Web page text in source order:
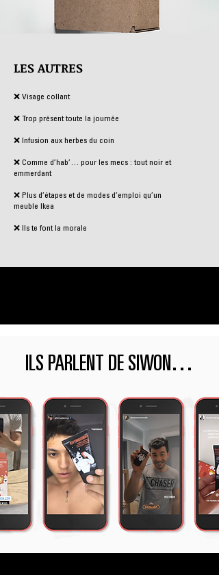
LES AUTRES
❌ Visage collant
❌ Trop présent toute la journée
❌ Infusion aux herbes du coin
❌ Comme d’hab’… pour les mecs : tout noir et
emmerdant
❌ Plus d’étapes et de modes d’emploi qu’un
meuble Ikea
❌ Ils te font la morale
ILS PARLENT DE SIWON…